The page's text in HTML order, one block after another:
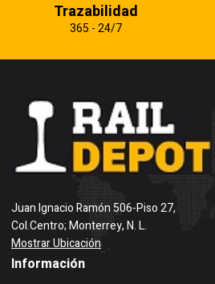
Trazabilidad
365 - 24/7
Juan Ignacio Ramón 506-Piso 27,
Col.Centro; Monterrey, N. L.
Mostrar Ubicación
Información